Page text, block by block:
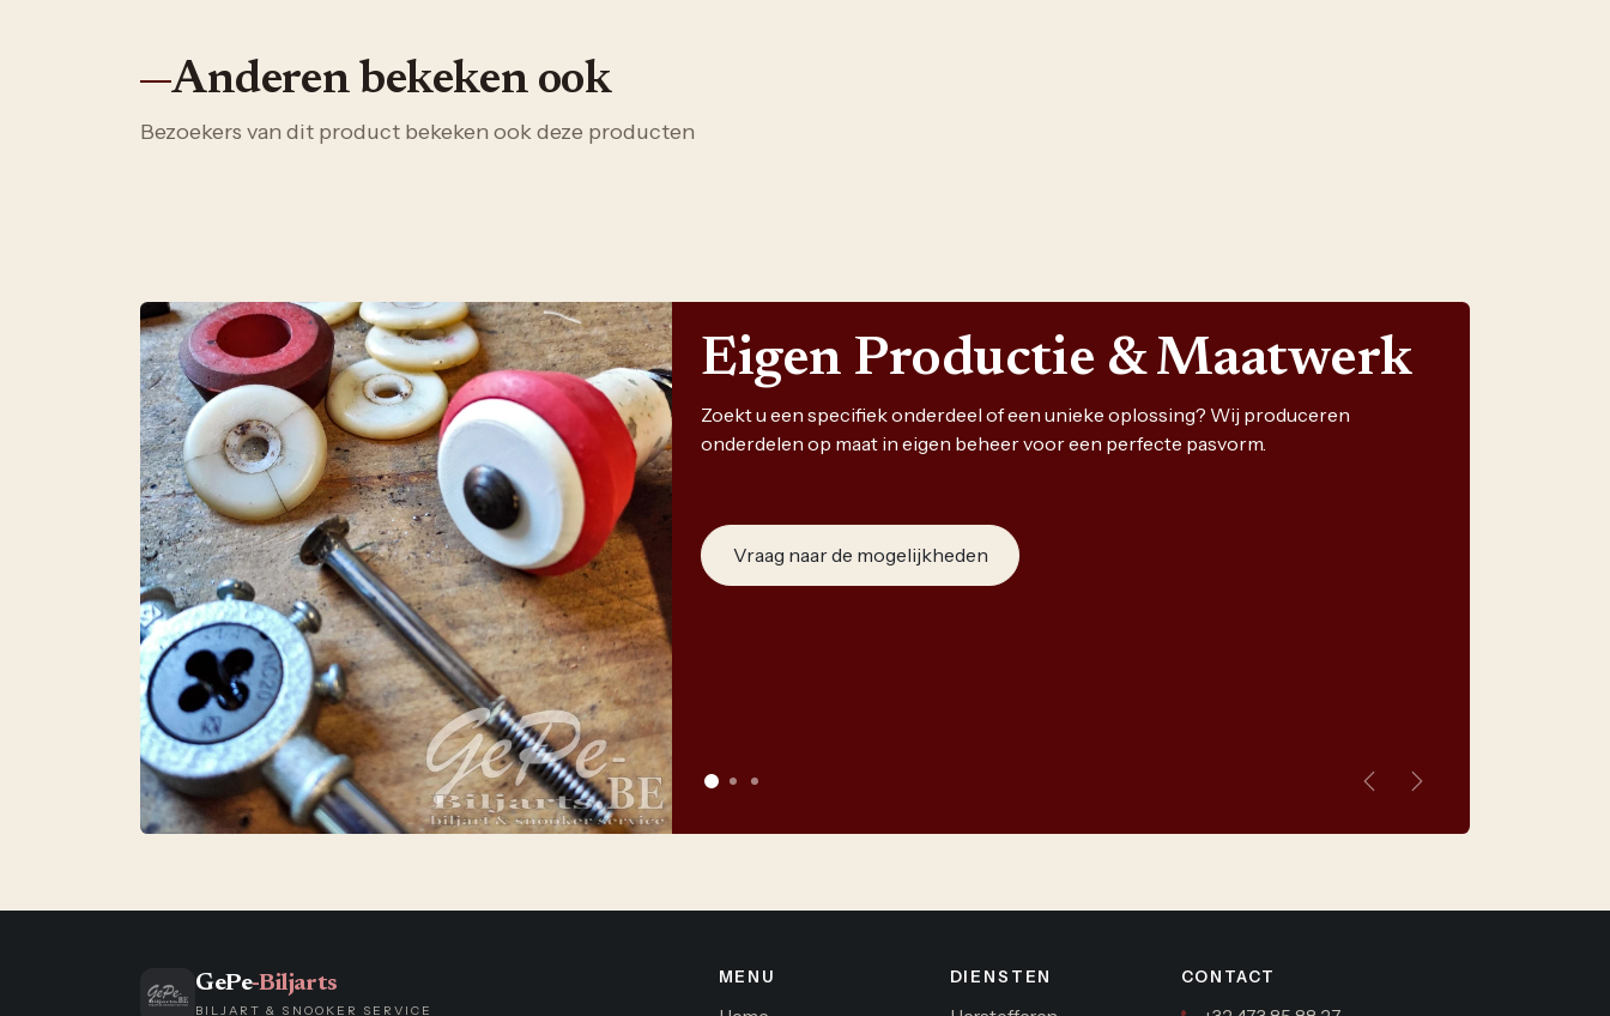
Anderen bekeken ook
Bezoekers van dit product bekeken ook deze producten
Eigen Productie & Maatwerk
Zoekt u een specifiek onderdeel of een unieke oplossing? Wij produceren
onderdelen op maat in eigen beheer voor een perfecte pasvorm.
Vraag naar de mogelijkheden
VorigeVolgende
GePe-Biljarts
BILJART & SNOOKER SERVICE
MENU DIENSTEN CONTACT